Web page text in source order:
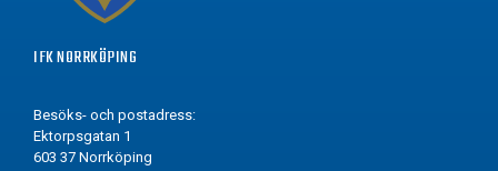
IFK NORRKÖPING
Besöks- och postadress:
Ektorpsgatan 1
603 37 Norrköping